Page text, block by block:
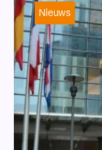
Nieuws